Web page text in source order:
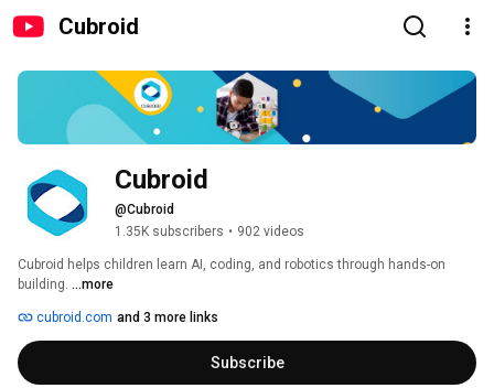
Cubroid
Cubroid
@Cubroid
1.35K subscribers • 902 videos
Cubroid helps children learn AI, coding, and robotics through hands-on
building. ...more
cubroid.com and 3 more links
Subscribe